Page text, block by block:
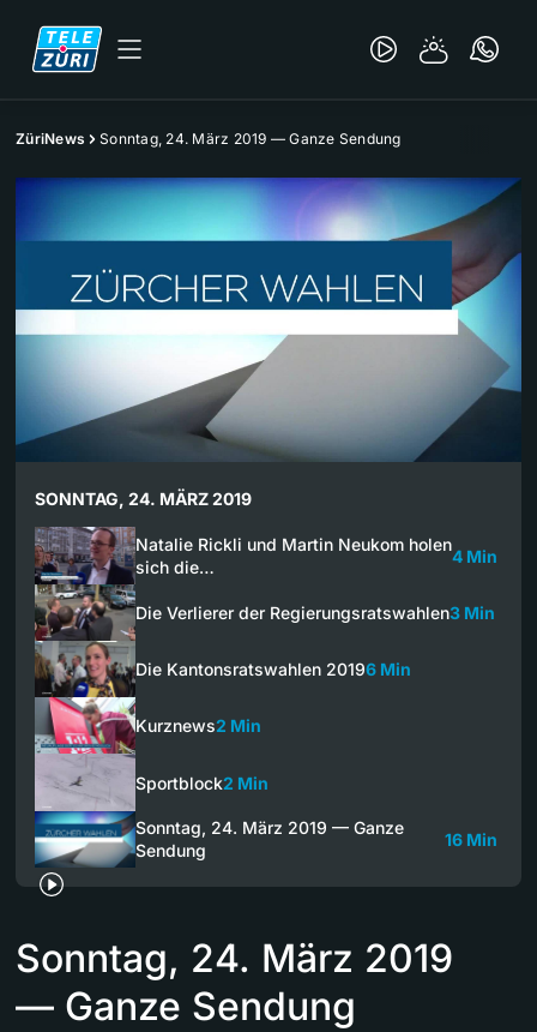
ZüriNews Sonntag, 24. März 2019 — Ganze Sendung
SONNTAG, 24. MÄRZ 2019
Natalie Rickli und Martin Neukom holen
sich die…
4 Min
Die Verlierer der Regierungsratswahlen3 Min
Die Kantonsratswahlen 20196 Min
Kurznews2 Min
Sportblock2 Min
Sonntag, 24. März 2019 — Ganze
Sendung
16 Min
Sonntag, 24. März 2019
— Ganze Sendung